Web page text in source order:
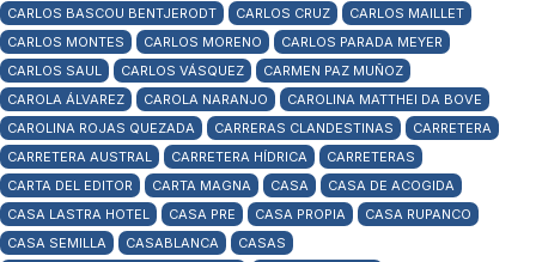
CARLOS BASCOU BENTJERODT
CARLOS CRUZ
CARLOS MAILLET
CARLOS MONTES
CARLOS MORENO
CARLOS PARADA MEYER
CARLOS SAUL
CARLOS VÁSQUEZ
CARMEN PAZ MUÑOZ
CAROLA ÁLVAREZ
CAROLA NARANJO
CAROLINA MATTHEI DA BOVE
CAROLINA ROJAS QUEZADA
CARRERAS CLANDESTINAS
CARRETERA
CARRETERA AUSTRAL
CARRETERA HÍDRICA
CARRETERAS
CARTA DEL EDITOR
CARTA MAGNA CASA
CASA DE ACOGIDA
CASA LASTRA HOTEL
CASA PRE CASA PROPIA
CASA RUPANCO
CASA SEMILLA
CASABLANCA CASAS